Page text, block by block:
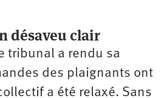
désaveu clair
tribunal a rendu sa
des plaignants ont
a été relaxé. Sans